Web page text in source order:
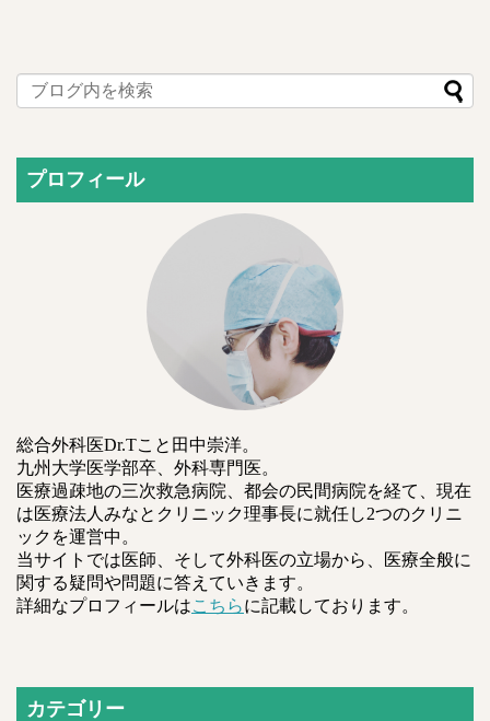
プロフィール
総合外科医Dr.Tこと田中崇洋。
九州大学医学部卒、外科専門医。
医療過疎地の三次救急病院、都会の民間病院を経て、現在
は医療法人みなとクリニック理事長に就任し2つのクリニ
ックを運営中。
当サイトでは医師、そして外科医の立場から、医療全般に
関する疑問や問題に答えていきます。
詳細なプロフィールはこちらに記載しております。
カテゴリー